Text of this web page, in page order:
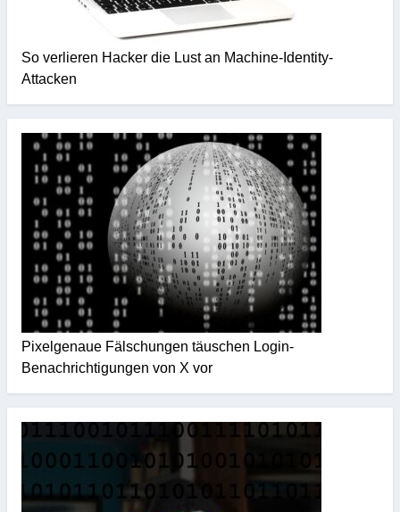
So verlieren Hacker die Lust an Machine-Identity-
Attacken
Pixelgenaue Fälschungen täuschen Login-
Benachrichtigungen von X vor